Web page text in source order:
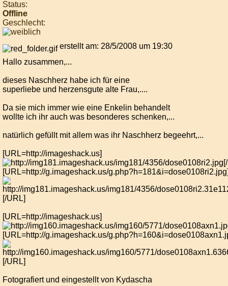
Status:
Offline
Geschlecht:
erstellt am: 28/5/2008 um 19:30
Hallo zusammen,...
dieses Naschherz habe ich für eine
superliebe und herzensgute alte Frau,....
Da sie mich immer wie eine Enkelin behandelt
wollte ich ihr auch was besonderes schenken,...
natürlich gefüllt mit allem was ihr Naschherz begeehrt,...
[URL=http://imageshack.us]
[URL=http://g.imageshack.us/
[/URL]
[URL=http://imageshack.us]
[URL=http://g.imageshack.us/
[/URL]
Fotografiert und eingestellt von Kydascha